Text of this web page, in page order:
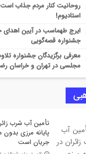
مرزی
ایلام: گازرسانی به مرز
نوین در میدان نبرد
۱۰۰ درصد جمعیت شهری و
از نعمت گاز طبیعی
روحانیت کنار مردم جذاب
استادیوم!
ایرج طهماسب در آیین اهدای
جشنواره قصه‌گویی
معرفی برگزیدگان جشنواره
مجلسی در تهران و خراسان
تأمین آب شرب
پایانه مرزی
جریان است